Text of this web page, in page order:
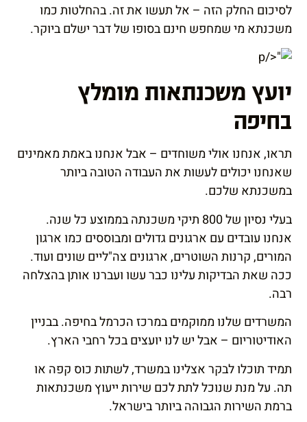
לסיכום החלק הזה – אל תעשו את זה. בהחלטות כמו
משכנתא מי שמחפש חינם בסופו של דבר ישלם ביוקר.
יועץ משכנתאות מומלץ
בחיפה
תראו, אנחנו אולי משוחדים – אבל אנחנו באמת מאמינים
שאנחנו יכולים לעשות את העבודה הטובה ביותר
במשכנתא שלכם.
בעלי נסיון של 800 תיקי משכנתה בממוצע כל שנה.
אנחנו עובדים עם ארגונים גדולים ומבוססים כמו ארגון
המורים, קרנות השוטרים, ארגונים צה"ליים שונים ועוד.
ככה שאת הבדיקות עלינו כבר עשו ועברנו אותן בהצלחה
רבה.
המשרדים שלנו ממוקמים במרכז הכרמל בחיפה. בבניין
האודיטוריום – אבל יש לנו יועצים בכל רחבי הארץ.
תמיד תוכלו לבקר אצלינו במשרד, לשתות כוס קפה או
תה. על מנת שנוכל לתת לכם שירות ייעוץ משכנתאות
ברמת השירות הגבוהה ביותר בישראל.